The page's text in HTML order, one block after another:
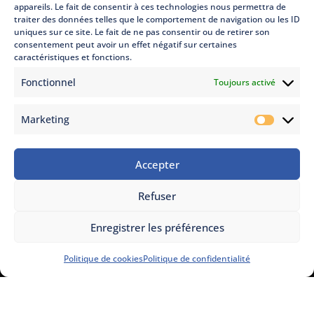
appareils. Le fait de consentir à ces technologies nous permettra de
traiter des données telles que le comportement de navigation ou les ID
uniques sur ce site. Le fait de ne pas consentir ou de retirer son
consentement peut avoir un effet négatif sur certaines
caractéristiques et fonctions.
Fonctionnel Toujours activé
Marketing
Accepter
Refuser
Enregistrer les préférences
Politique de cookiesPolitique de confidentialité
23 Déc 2024|Électricité
Découvrez ce qu’un panneau solaire peut alimenter en
fonction de sa puissance. Profitez d’exemples pratiques et
d’estimations de consommation adaptées à toutes les
configurations.
Pourquoi faire appel à un professionnel RGE QualiPV
23 Déc 2024|Thermonéo Solaire
Découvrez pourquoi faire appel à un professionnel RGE
QualiPV pour vos travaux d’énergie solaire est essentiel.
Profitez des aides financières et d’une installation de qualité